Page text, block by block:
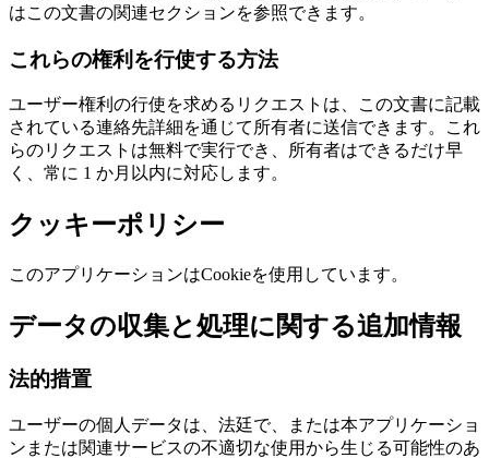
はこの文書の関連セクションを参照できます。
これらの権利を行使する方法
ユーザー権利の行使を求めるリクエストは、この文書に記載
されている連絡先詳細を通じて所有者に送信できます。これ
らのリクエストは無料で実行でき、所有者はできるだけ早
く、常に 1 か月以内に対応します。
クッキーポリシー
このアプリケーションはCookieを使用しています。
データの収集と処理に関する追加情報
法的措置
ユーザーの個人データは、法廷で、または本アプリケーショ
ンまたは関連サービスの不適切な使用から生じる可能性のあ